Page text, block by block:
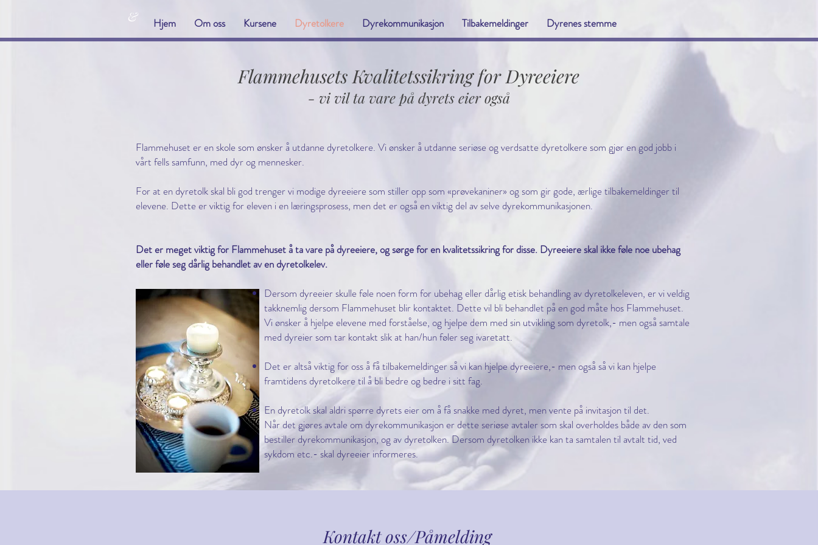
& Hjem Om oss Kursene Dyretolkere Dyrekommunikasjon Tilbakemeldinger Dyrenes stemme
Flammehusets Kvalitetssikring for Dyreeiere
- vi vil ta vare på dyrets eier også
Flammehuset er en skole som ønsker å utdanne dyretolkere. Vi ønsker å utdanne seriøse og verdsatte dyretolkere som gjør en god jobb i
vårt fells samfunn, med dyr og mennesker.
For at en dyretolk skal bli god trenger vi modige dyreeiere som stiller opp som «prøvekaniner» og som gir gode, ærlige tilbakemeldinger til
elevene. Dette er viktig for eleven i en læringsprosess, men det er også en viktig del av selve dyrekommunikasjonen.
Det er meget viktig for Flammehuset å ta vare på dyreeiere, og sørge for en kvalitetssikring for disse. Dyreeiere skal ikke føle noe ubehag
eller føle seg dårlig behandlet av en dyretolkelev.
Dersom dyreeier skulle føle noen form for ubehag eller dårlig etisk behandling av dyretolkeleven, er vi veldig
takknemlig dersom Flammehuset blir kontaktet. Dette vil bli behandlet på en god måte hos Flammehuset.
Vi ønsker å hjelpe elevene med forståelse, og hjelpe dem med sin utvikling som dyretolk,- men også samtale
med dyreier som tar kontakt slik at han/hun føler seg ivaretatt.
Det er altså viktig for oss å få tilbakemeldinger så vi kan hjelpe dyreeiere,- men også så vi kan hjelpe
framtidens dyretolkere til å bli bedre og bedre i sitt fag.
En dyretolk skal aldri spørre dyrets eier om å få snakke med dyret, men vente på invitasjon til det.
Når det gjøres avtale om dyrekommunikasjon er dette seriøse avtaler som skal overholdes både av den som
bestiller dyrekommunikasjon, og av dyretolken. Dersom dyretolken ikke kan ta samtalen til avtalt tid, ved
sykdom etc.- skal dyreeier informeres.
Kontakt oss/Påmelding